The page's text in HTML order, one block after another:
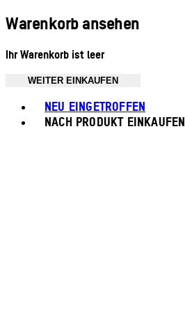
Warenkorb ansehen
Ihr Warenkorb ist leer
WEITER EINKAUFEN
NEU EINGETROFFEN
NACH PRODUKT EINKAUFEN